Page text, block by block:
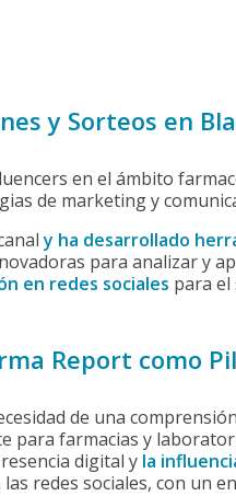
y Sorteos en
en el ámbito
de marketing y
y ha desarrollado
para analizar y
en redes sociales para
Report como
de una
para farmacias y
digital y la
redes sociales, con un